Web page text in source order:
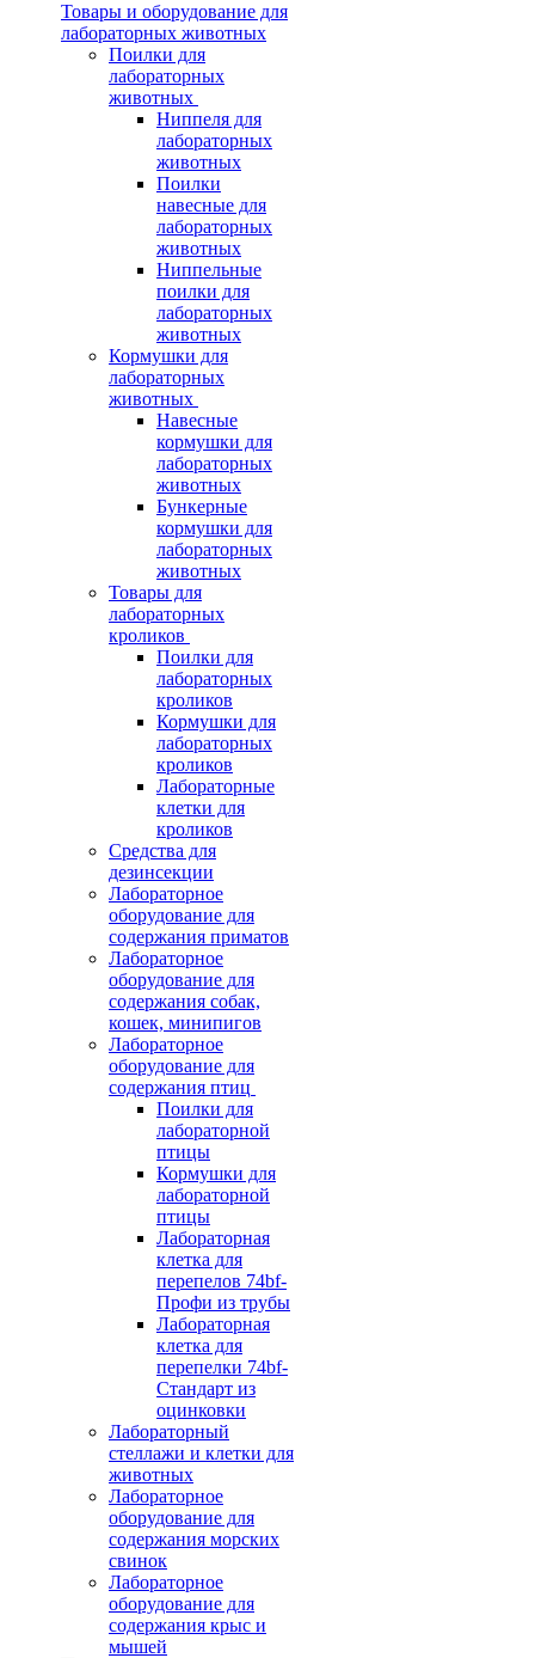
Товары и оборудование для
лабораторных животных
Поилки для
лабораторных
животных
Ниппеля для
лабораторных
животных
Поилки
навесные для
лабораторных
животных
Ниппельные
поилки для
лабораторных
животных
Кормушки для
лабораторных
животных
Навесные
кормушки для
лабораторных
животных
Бункерные
кормушки для
лабораторных
животных
Товары для
лабораторных
кроликов
Поилки для
лабораторных
кроликов
Кормушки для
лабораторных
кроликов
Лабораторные
клетки для
кроликов
Средства для
дезинсекции
Лабораторное
оборудование для
содержания приматов
Лабораторное
оборудование для
содержания собак,
кошек, минипигов
Лабораторное
оборудование для
содержания птиц
Поилки для
лабораторной
птицы
Кормушки для
лабораторной
птицы
Лабораторная
клетка для
перепелов 74bf-
Профи из трубы
Лабораторная
клетка для
перепелки 74bf-
Стандарт из
оцинковки
Лабораторный
стеллажи и клетки для
животных
Лабораторное
оборудование для
содержания морских
свинок
Лабораторное
оборудование для
содержания крыс и
мышей